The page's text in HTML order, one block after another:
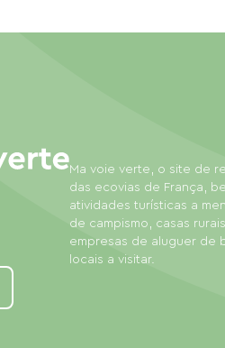
Ma voie verte, o site de
das ecovias de França,
atividades turísticas a
de campismo, casas
empresas de aluguer de
locais a visitar.